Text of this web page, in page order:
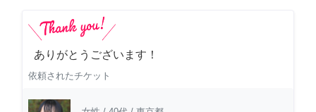
ありがとうございます！
依頼されたチケット